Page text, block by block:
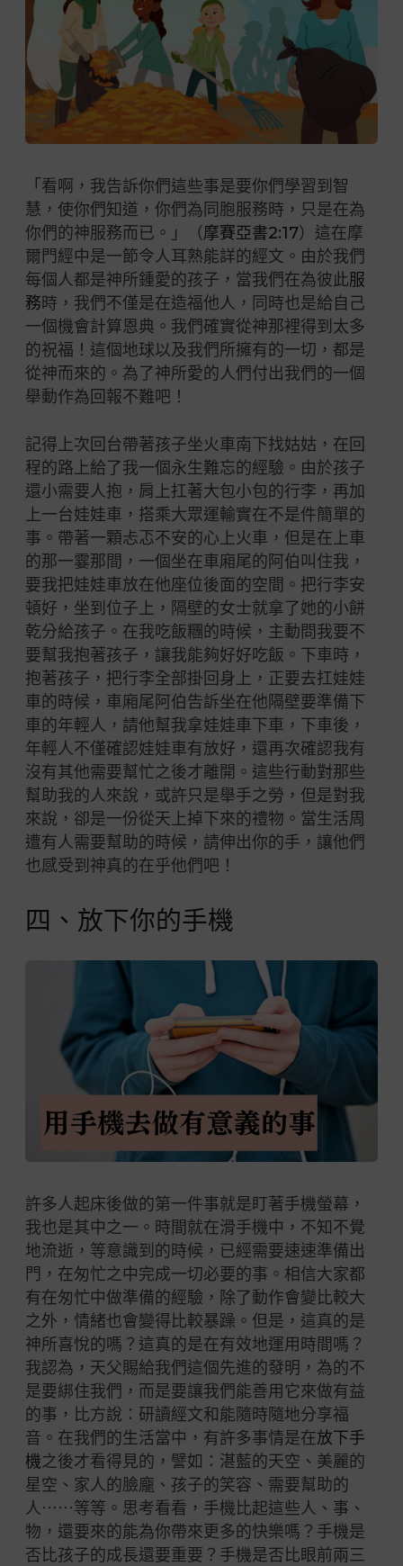
「看啊，我告訴你們這些事是要你們學習到智
慧，使你們知道，你們為同胞服務時，只是在為
你們的神服務而已。」（摩賽亞書2:17）這在摩
爾門經中是一節令人耳熟能詳的經文。由於我們
每個人都是神所鍾愛的孩子，當我們在為彼此服
務時，我們不僅是在造福他人，同時也是給自己
一個機會計算恩典。我們確實從神那裡得到太多
的祝福！這個地球以及我們所擁有的一切，都是
從神而來的。為了神所愛的人們付出我們的一個
舉動作為回報不難吧！
記得上次回台帶著孩子坐火車南下找姑姑，在回
程的路上給了我一個永生難忘的經驗。由於孩子
還小需要人抱，肩上扛著大包小包的行李，再加
上一台娃娃車，搭乘大眾運輸實在不是件簡單的
事。帶著一顆忐忑不安的心上火車，但是在上車
的那一霎那間，一個坐在車廂尾的阿伯叫住我，
要我把娃娃車放在他座位後面的空間。把行李安
頓好，坐到位子上，隔壁的女士就拿了她的小餅
乾分給孩子。在我吃飯糰的時候，主動問我要不
要幫我抱著孩子，讓我能夠好好吃飯。下車時，
抱著孩子，把行李全部掛回身上，正要去扛娃娃
車的時候，車廂尾阿伯告訴坐在他隔壁要準備下
車的年輕人，請他幫我拿娃娃車下車，下車後，
年輕人不僅確認娃娃車有放好，還再次確認我有
沒有其他需要幫忙之後才離開。這些行動對那些
幫助我的人來說，或許只是舉手之勞，但是對我
來說，卻是一份從天上掉下來的禮物。當生活周
遭有人需要幫助的時候，請伸出你的手，讓他們
也感受到神真的在乎他們吧！
四、放下你的手機
許多人起床後做的第一件事就是盯著手機螢幕，
我也是其中之一。時間就在滑手機中，不知不覺
地流逝，等意識到的時候，已經需要速速準備出
門，在匆忙之中完成一切必要的事。相信大家都
有在匆忙中做準備的經驗，除了動作會變比較大
之外，情緒也會變得比較暴躁。但是，這真的是
神所喜悅的嗎？這真的是在有效地運用時間嗎？
我認為，天父賜給我們這個先進的發明，為的不
是要綁住我們，而是要讓我們能善用它來做有益
的事，比方說：研讀經文和能隨時隨地分享福
音。在我們的生活當中，有許多事情是在放下手
機之後才看得見的，譬如：湛藍的天空、美麗的
星空、家人的臉龐、孩子的笑容、需要幫助的
人⋯⋯等等。思考看看，手機比起這些人、事、
物，還要來的能為你帶來更多的快樂嗎？手機是
否比孩子的成長還要重要？手機是否比眼前兩三